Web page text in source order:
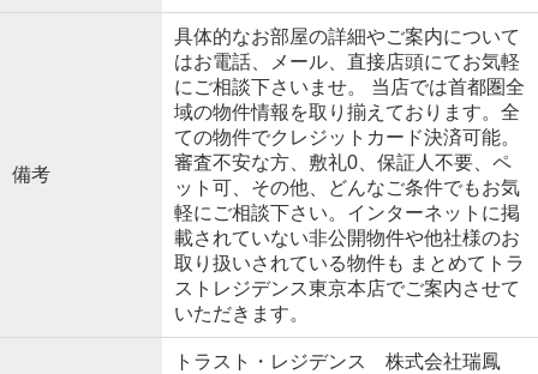
備考
具体的なお部屋の詳細やご案内について
はお電話、メール、直接店頭にてお気軽
にご相談下さいませ。 当店では首都圏全
域の物件情報を取り揃えております。全
ての物件でクレジットカード決済可能。
審査不安な方、敷礼0、保証人不要、ペ
ット可、その他、どんなご条件でもお気
軽にご相談下さい。インターネットに掲
載されていない非公開物件や他社様のお
取り扱いされている物件も まとめてトラ
ストレジデンス東京本店でご案内させて
いただきます。
トラスト・レジデンス 株式会社瑞鳳